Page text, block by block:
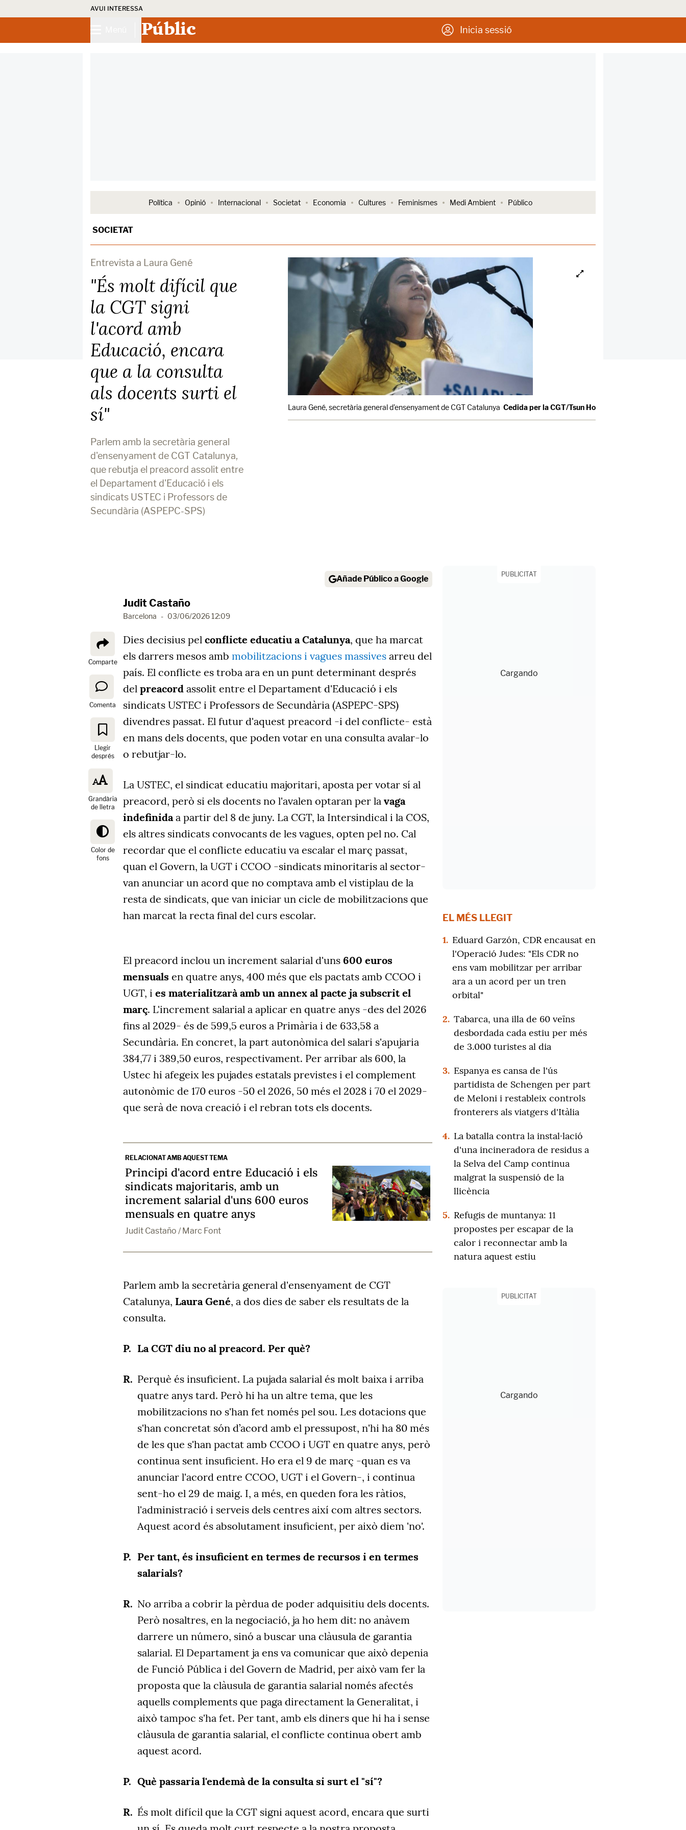
AVUI INTERESSA
Públic Inicia sessió
Política Opinió Internacional Societat Economia Cultures Feminismes Medi Ambient Público
SOCIETAT
Entrevista a Laura Gené
"És molt difícil que
la CGT signi
l'acord amb
Educació, encara
que a la consulta
als docents surti el
sí"
Parlem amb la secretària general
d'ensenyament de CGT Catalunya,
que rebutja el preacord assolit entre
el Departament d'Educació i els
sindicats USTEC i Professors de
Secundària (ASPEPC-SPS)
Laura Gené, secretària general d'ensenyament de CGT Catalunya Cedida per la CGT/Tsun Ho
Añade Público a Google
Judit Castaño
Barcelona - 03/06/2026 12:09
Comparte
Comenta
Llegir
després
Grandària
de lletra
Color de
fons
Dies decisius pel conflicte educatiu a Catalunya, que ha marcat
els darrers mesos amb mobilitzacions i vagues massives arreu del
país. El conflicte es troba ara en un punt determinant després
del preacord assolit entre el Departament d'Educació i els
sindicats USTEC i Professors de Secundària (ASPEPC-SPS)
divendres passat. El futur d'aquest preacord -i del conflicte- està
en mans dels docents, que poden votar en una consulta avalar-lo
o rebutjar-lo.
La USTEC, el sindicat educatiu majoritari, aposta per votar sí al
preacord, però si els docents no l'avalen optaran per la vaga
indefinidaa partir del 8 de juny. La CGT, la Intersindical i la COS,
els altres sindicats convocants de les vagues, opten pel no. Cal
recordar que el conflicte educatiu va escalar el març passat,
quan el Govern, la UGT i CCOO -sindicats minoritaris al sector-
van anunciar un acord que no comptava amb el vistiplau de la
resta de sindicats, que van iniciar un cicle de mobilitzacions que
han marcat la recta final del curs escolar.
El preacord inclou un increment salarial d'uns 600 euros
mensuals en quatre anys, 400 més que els pactats amb CCOO i
UGT, i es materialitzarà amb un annex al pacte ja subscrit el
març. L'increment salarial a aplicar en quatre anys -des del 2026
fins al 2029- és de 599,5 euros a Primària i de 633,58 a
Secundària. En concret, la part autonòmica del salari s'apujaria
384,77 i 389,50 euros, respectivament. Per arribar als 600, la
Ustec hi afegeix les pujades estatals previstes i el complement
autonòmic de 170 euros -50 el 2026, 50 més el 2028 i 70 el 2029-
que serà de nova creació i el rebran tots els docents.
RELACIONAT AMB AQUEST TEMA
Principi d'acord entre Educació i els
sindicats majoritaris, amb un
increment salarial d'uns 600 euros
mensuals en quatre anys
Judit Castaño / Marc Font
Parlem amb la secretària general d'ensenyament de CGT
Catalunya, Laura Gené, a dos dies de saber els resultats de la
consulta.
La CGT diu no al preacord. Per què?
Perquè és insuficient. La pujada salarial és molt baixa i arriba
quatre anys tard. Però hi ha un altre tema, que les
mobilitzacions no s'han fet només pel sou. Les dotacions que
s'han concretat són d’acord amb el pressupost, n'hi ha 80 més
de les que s'han pactat amb CCOO i UGT en quatre anys, però
continua sent insuficient. Ho era el 9 de març -quan es va
anunciar l'acord entre CCOO, UGT i el Govern-, i continua
sent-ho el 29 de maig. I, a més, en queden fora les ràtios,
l'administració i serveis dels centres així com altres sectors.
Aquest acord és absolutament insuficient, per això diem 'no'.
Per tant, és insuficient en termes de recursos i en termes
salarials?
No arriba a cobrir la pèrdua de poder adquisitiu dels docents.
Però nosaltres, en la negociació, ja ho hem dit: no anàvem
darrere un número, sinó a buscar una clàusula de garantia
salarial. El Departament ja ens va comunicar que això depenia
de Funció Pública i del Govern de Madrid, per això vam fer la
proposta que la clàusula de garantia salarial només afectés
aquells complements que paga directament la Generalitat, i
això tampoc s'ha fet. Per tant, amb els diners que hi ha i sense
clàusula de garantia salarial, el conflicte continua obert amb
aquest acord.
Què passaria l'endemà de la consulta si surt el "sí"?
És molt difícil que la CGT signi aquest acord, encara que surti
PUBLICITAT
EL MÉS LLEGIT
1. Eduard Garzón, CDR encausat en
l'Operació Judes: "Els CDR no
ens vam mobilitzar per arribar
ara a un acord per un tren
orbital"
2. Tabarca, una illa de 60 veïns
desbordada cada estiu per més
de 3.000 turistes al dia
3. Espanya es cansa de l'ús
partidista de Schengen per part
de Meloni i restableix controls
fronterers als viatgers d'Itàlia
4. La batalla contra la instal·lació
d'una incineradora de residus a
la Selva del Camp continua
malgrat la suspensió de la
llicència
5. Refugis de muntanya: 11
propostes per escapar de la
calor i reconnectar amb la
natura aquest estiu
PUBLICITAT